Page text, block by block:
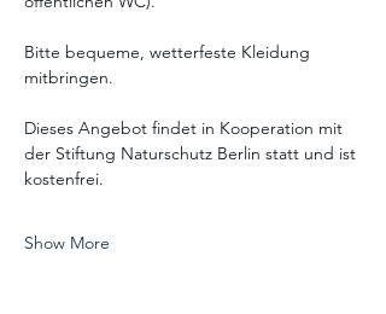
Bitte bequeme, wetterfeste Kleidung
mitbringen.
Dieses Angebot findet in Kooperation mit
der Stiftung Naturschutz Berlin statt und ist
kostenfrei.
Show More